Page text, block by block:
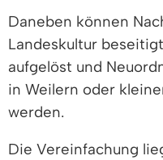
Daneben können
Landeskultur
aufgelöst und
in Weilern oder
werden.
Die Vereinfachung